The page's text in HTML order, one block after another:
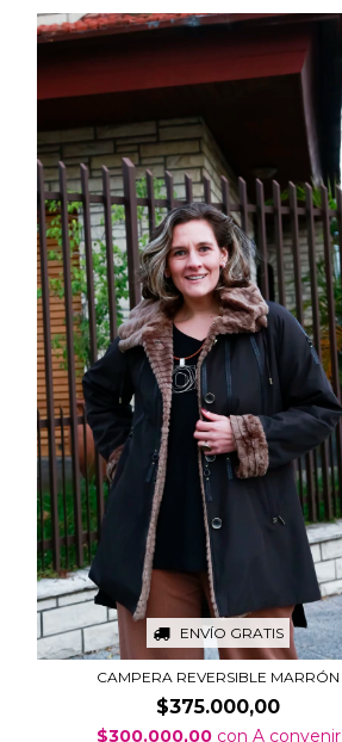
ENVÍO GRATIS
CAMPERA REVERSIBLE MARRÓN
$375.000,00
$300.000,00 con A convenir